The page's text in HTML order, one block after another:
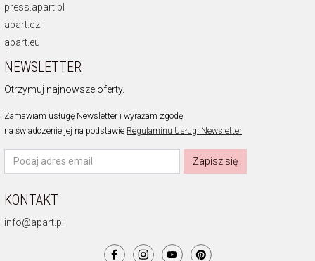
press.apart.pl
apart.cz
apart.eu
NEWSLETTER
Otrzymuj najnowsze oferty.
Zamawiam usługę Newsletter i wyrażam zgodę
na świadczenie jej na podstawie Regulaminu Usługi Newsletter
Zapisz się
KONTAKT
info@apart.pl